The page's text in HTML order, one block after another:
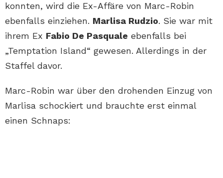
konnten, wird die Ex-Affäre von Marc-Robin
ebenfalls einziehen. Marlisa Rudzio. Sie war mit
ihrem Ex Fabio De Pasquale ebenfalls bei
„Temptation Island“ gewesen. Allerdings in der
Staffel davor.
Marc-Robin war über den drohenden Einzug von
Marlisa schockiert und brauchte erst einmal
einen Schnaps: